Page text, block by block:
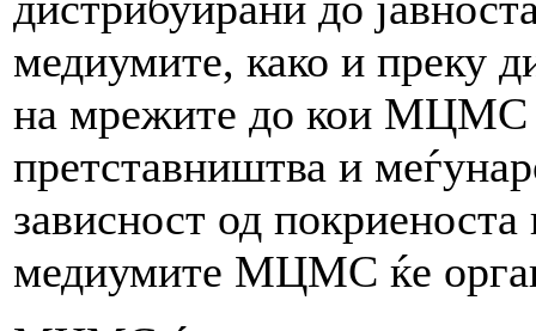
медиумите, како и преку
на мрежите до кои МЦМС
претставништва и
зависност од
медиумите МЦМС ќе